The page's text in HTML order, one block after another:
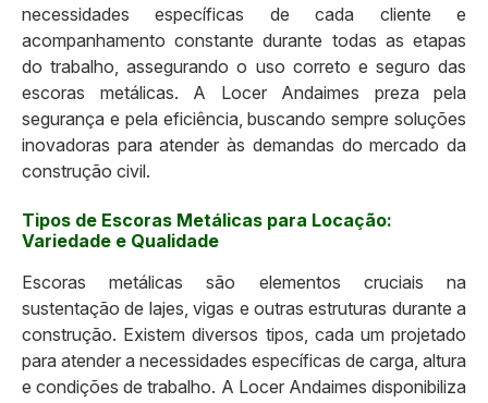
necessidades específicas de cada cliente e
acompanhamento constante durante todas as etapas
do trabalho, assegurando o uso correto e seguro das
escoras metálicas. A Locer Andaimes preza pela
segurança e pela eficiência, buscando sempre soluções
inovadoras para atender às demandas do mercado da
construção civil.
Tipos de Escoras Metálicas para Locação:
Variedade e Qualidade
Escoras metálicas são elementos cruciais na
sustentação de lajes, vigas e outras estruturas durante a
construção. Existem diversos tipos, cada um projetado
para atender a necessidades específicas de carga, altura
e condições de trabalho. A Locer Andaimes disponibiliza